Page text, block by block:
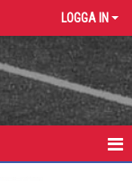
LOGGA IN